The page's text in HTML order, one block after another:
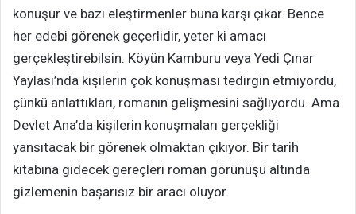
konuşur ve bazı eleştirmenler buna karşı çıkar. Bence
her edebi görenek geçerlidir, yeter ki amacı
gerçekleştirebilsin. Köyün Kamburu veya Yedi Çınar
Yaylası’nda kişilerin çok konuşması tedirgin etmiyordu,
çünkü anlattıkları, romanın gelişmesini sağlıyordu. Ama
Devlet Ana’da kişilerin konuşmaları gerçekliği
yansıtacak bir görenek olmaktan çıkıyor. Bir tarih
kitabına gidecek gereçleri roman görünüşü altında
gizlemenin başarısız bir aracı oluyor.